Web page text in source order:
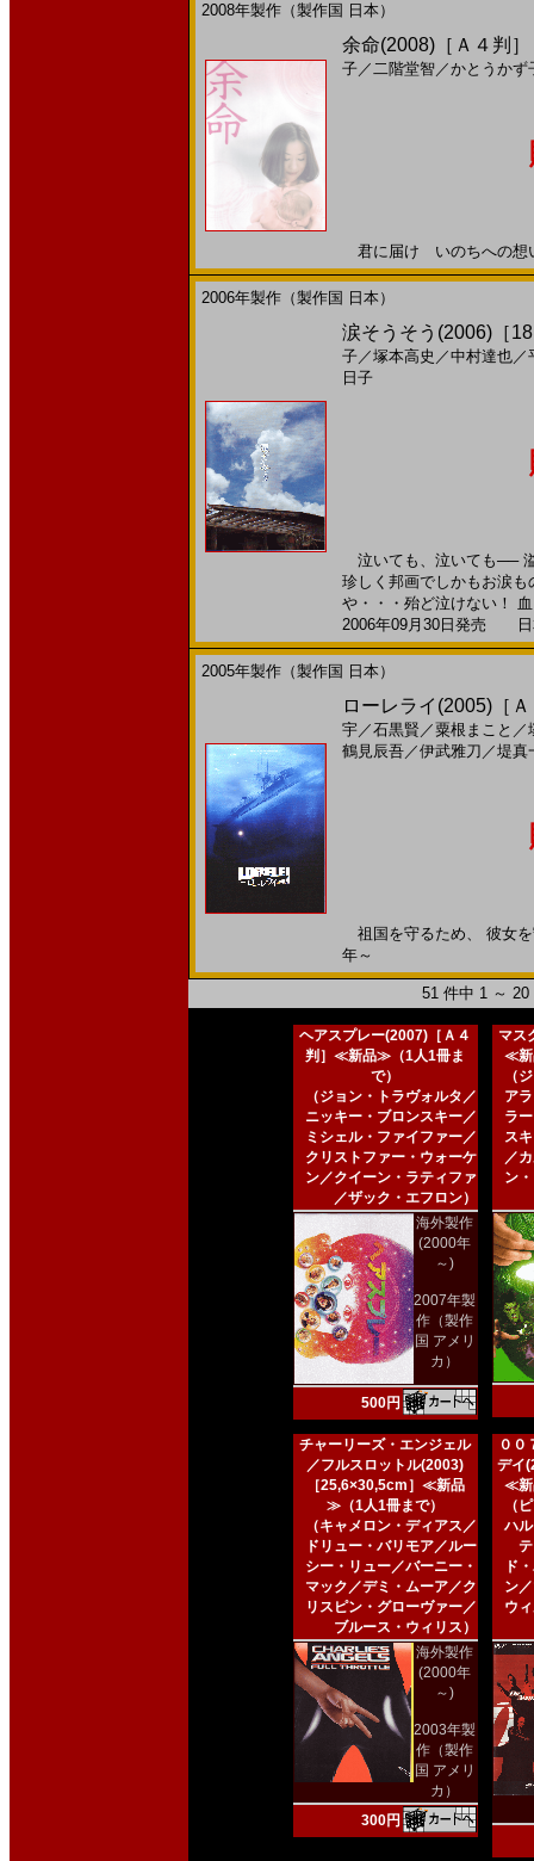
2008年製作（製作国 日本）
余命(2008)［Ａ４判］
子／二階堂智／かとうかず
君に届け いのちへの想
2006年製作（製作国 日本）
涙そうそう(2006)［
子／塚本高史 ／中村達也／
日子
泣いても、泣いても──
珍しく邦画でしかもお涙
や・・・殆ど泣けない！
2006年09月30日発売 日
2005年製作（製作国 日本）
ローレライ(2005)［
宇／石黒賢 ／粟根まこと ／
鶴見辰吾／伊武雅刀 ／堤真
祖国を守るため、 彼女
年～
51 件中 1 ～
ヘアスプレー(2007)［Ａ４
判］≪新品≫（1人1冊ま
で）
（ジョン・トラヴォルタ／
ニッキー・ブロンスキー／
ミシェル・ファイファー／
クリストファー・ウォーケ
ン／クイーン・ラティファ
／ザック・エフロン）
海外製作
(2000年
～)
2007年製
作（製作
国 アメリ
カ）
500円
マス
≪新
（
ア
ラ
ス
／
ン
チャーリーズ・エンジェル
／フルスロットル(2003)
［25,6×30,5cm］≪新品
≫（1人1冊まで）
（キャメロン・ディアス／
ドリュー・バリモア／ルー
シー・リュー／バーニー・
マック／デミ・ムーア／ク
リスピン・グローヴァー／
ブルース・ウィリス）
海外製作
(2000年
～)
2003年製
作（製作
国 アメリ
カ）
300円
００
デイ
≪新
（
ハ
ド
ン
ウ